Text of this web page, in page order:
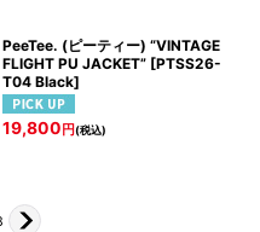
PeeTee. (ピーティー) “VINTAGE
FLIGHT PU JACKET” [PTSS26-
T04 Black]
19,800 円(税込)